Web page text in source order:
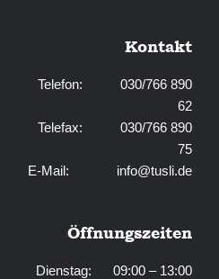
Kontakt
Telefon: 030/766 890
62
Telefax: 030/766 890
75
E-Mail: info@tusli.de
Öffnungszeiten
Dienstag: 09:00 – 13:00